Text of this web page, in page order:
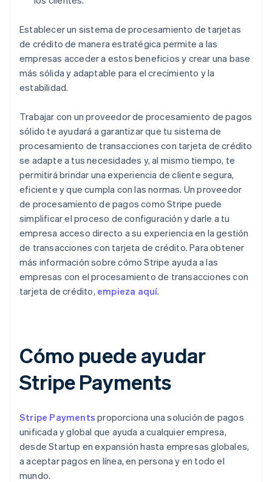
Establecer un sistema de procesamiento de tarjetas
de crédito de manera estratégica permite a las
empresas acceder a estos beneficios y crear una base
más sólida y adaptable para el crecimiento y la
estabilidad.
Trabajar con un proveedor de procesamiento de pagos
sólido te ayudará a garantizar que tu sistema de
procesamiento de transacciones con tarjeta de crédito
se adapte a tus necesidades y, al mismo tiempo, te
permitirá brindar una experiencia de cliente segura,
eficiente y que cumpla con las normas. Un proveedor
de procesamiento de pagos como Stripe puede
simplificar el proceso de configuración y darle a tu
empresa acceso directo a su experiencia en la gestión
de transacciones con tarjeta de crédito. Para obtener
más información sobre cómo Stripe ayuda a las
empresas con el procesamiento de transacciones con
tarjeta de crédito, empieza aquí.
Cómo puede ayudar
Stripe Payments
Stripe Payments proporciona una solución de pagos
unificada y global que ayuda a cualquier empresa,
desde Startup en expansión hasta empresas globales,
a aceptar pagos en línea, en persona y en todo el
mundo.